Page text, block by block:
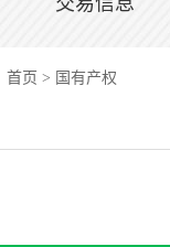
首页 > 国有产权